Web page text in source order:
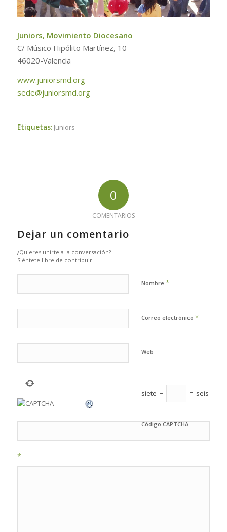
Juniors, Movimiento Diocesano
C/ Músico Hipólito Martínez, 10
46020-Valencia
www.juniorsmd.org
sede@juniorsmd.org
Etiquetas: Juniors
0
COMENTARIOS
Dejar un comentario
¿Quieres unirte a la conversación?
Siéntete libre de contribuir!
Nombre *
Correo electrónico *
Web
siete − = seis
Código CAPTCHA
*